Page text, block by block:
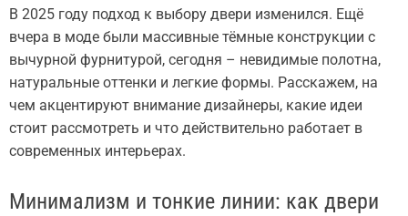
В 2025 году подход к выбору двери изменился. Eщё
вчера в моде были массивные тёмные конструкции с
вычурной фурнитурой, сегодня – невидимые полотна,
натуральные оттенки и легкие формы. Расскажем, на
чем акцентируют внимание дизайнеры, какие идеи
стоит рассмотреть и что действительно работает в
современных интерьерах.
Минимализм и тонкие линии: как двери